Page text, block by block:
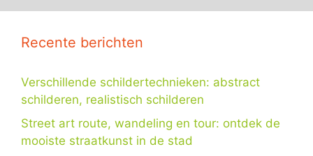
Recente berichten
Verschillende schildertechnieken: abstract
schilderen, realistisch schilderen
Street art route, wandeling en tour: ontdek de
mooiste straatkunst in de stad